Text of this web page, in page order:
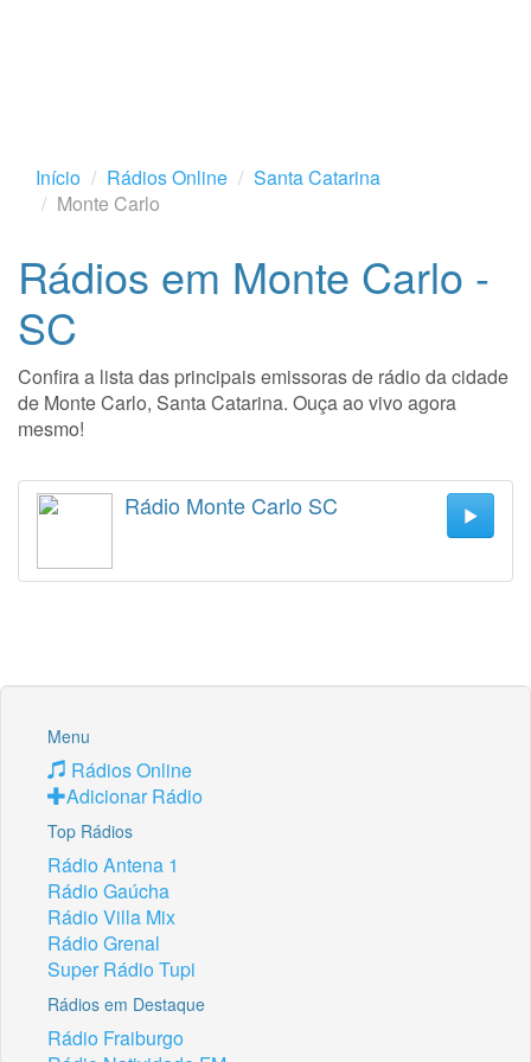
Início Rádios Online
Santa Catarina
Monte Carlo
Rádios em Monte Carlo -
SC
Confira a lista das principais emissoras de rádio da cidade
de Monte Carlo, Santa Catarina. Ouça ao vivo agora
mesmo!
Rádio Monte Carlo SC
Menu
Rádios Online
Adicionar Rádio
Top Rádios
Rádio Antena 1
Rádio Gaúcha
Rádio Villa Mix
Rádio Grenal
Super Rádio Tupi
Rádios em Destaque
Rádio Fraiburgo